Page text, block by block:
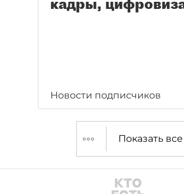
кадры,
Новости подписчиков
Показать все